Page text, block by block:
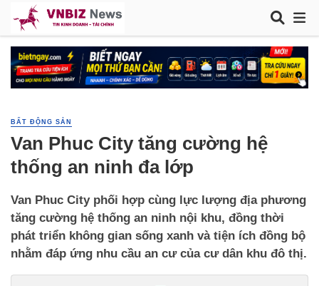
BẤT ĐỘNG SẢN
Van Phuc City tăng cường hệ
thống an ninh đa lớp
Van Phuc City phối hợp cùng lực lượng địa phương
tăng cường hệ thống an ninh nội khu, đồng thời
phát triển không gian sống xanh và tiện ích đồng bộ
nhằm đáp ứng nhu cầu an cư của cư dân khu đô thị.